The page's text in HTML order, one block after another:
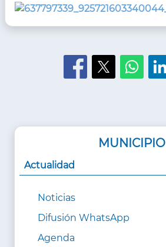
MUNICIPIO
Actualidad
Noticias
Difusión WhatsApp
Agenda